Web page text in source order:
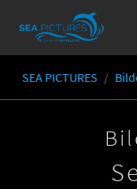
Skip to main content
You are here:
SEA PICTURES